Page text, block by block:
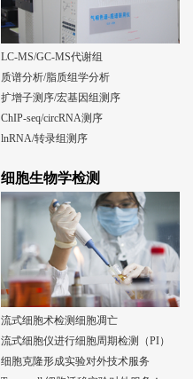
LC-MS/GC-MS代谢组
质谱分析/脂质组学分析
扩增子测序/宏基因组测序
ChIP-seq/circRNA测序
lnRNA/转录组测序
细胞生物学检测
流式细胞术检测细胞凋亡
流式细胞仪进行细胞周期检测（PI）
细胞克隆形成实验对外技术服务